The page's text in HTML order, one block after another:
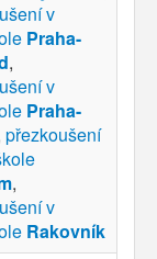
v
Praha-
,
v
Praha-
přezkoušení
,
v
Rakovník